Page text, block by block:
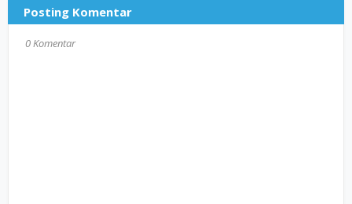
Posting Komentar
0 Komentar